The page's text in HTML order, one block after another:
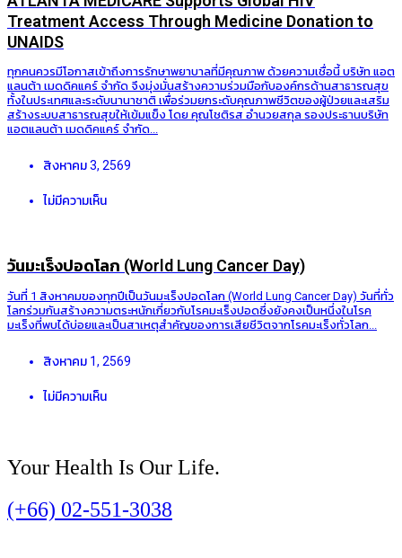
Treatment Access Through Medicine Donation to
UNAIDS
ทุกคนควรมีโอกาสเข้าถึงการรักษาพยาบาลที่มีคุณภาพ ด้วยความเชื่อนี้ บริษัท แอต
แลนต้า เมดดิคแคร์ จำกัด จึงมุ่งมั่นสร้างความร่วมมือกับองค์กรด้านสาธารณสุข
ทั้งในประเทศและระดับนานาชาติ เพื่อร่วมยกระดับคุณภาพชีวิตของผู้ป่วยและเสริม
สร้างระบบสาธารณสุขให้เข้มแข็ง โดย คุณโชติรส อำนวยสกุล รองประธานบริษัท
แอตแลนต้า เมดดิคแคร์ จำกัด...
สิงหาคม 3, 2569
ไม่มีความเห็น
วันมะเร็งปอดโลก (World Lung Cancer Day)
วันที่ 1 สิงหาคมของทุกปีเป็นวันมะเร็งปอดโลก (World Lung Cancer Day) วันที่ทั่ว
โลกร่วมกันสร้างความตระหนักเกี่ยวกับโรคมะเร็งปอดซึ่งยังคงเป็นหนึ่งในโรค
มะเร็งที่พบได้บ่อยและเป็นสาเหตุสำคัญของการเสียชีวิตจากโรคมะเร็งทั่วโลก...
สิงหาคม 1, 2569
ไม่มีความเห็น
Your Health Is Our Life.
(+66) 02-551-3038